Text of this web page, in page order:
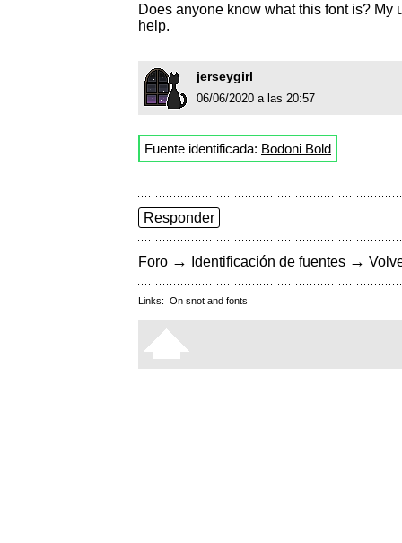
Does anyone know what this font is?
help.
jerseygirl
06/06/2020 a las 20:57
Fuente identificada: Bodoni Bold
Responder
Foro → Identificación de fuentes →
Links: On snot and fonts